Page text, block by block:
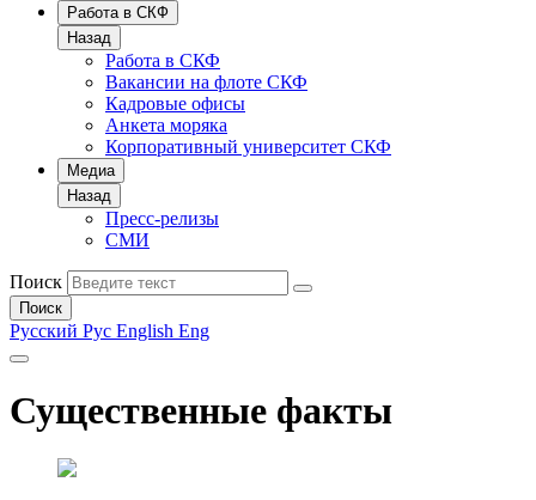
Работа в СКФ
Назад
Работа в СКФ
Вакансии на флоте СКФ
Кадровые офисы
Анкета моряка
Корпоративный университет СКФ
Медиа
Назад
Пресс-релизы
СМИ
Поиск
Поиск
Русский Рус English Eng
Существенные факты